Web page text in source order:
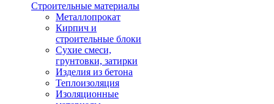
Строительные материалы
Металлопрокат
Кирпич и
строительные блоки
Сухие смеси,
грунтовки, затирки
Изделия из бетона
Теплоизоляция
Изоляционные